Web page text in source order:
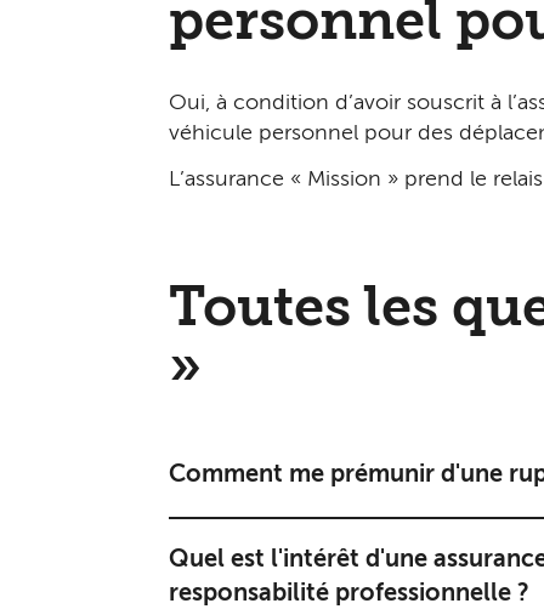
personnel
Oui, à condition d’avoir souscrit à
véhicule personnel pour des
L’assurance « Mission » prend le
Toutes les
»
Comment me prémunir d'une
Quel est l'intérêt d'une
responsabilité professionnelle ?